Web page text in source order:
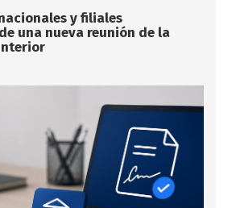
y filiales
una nueva reunión de la